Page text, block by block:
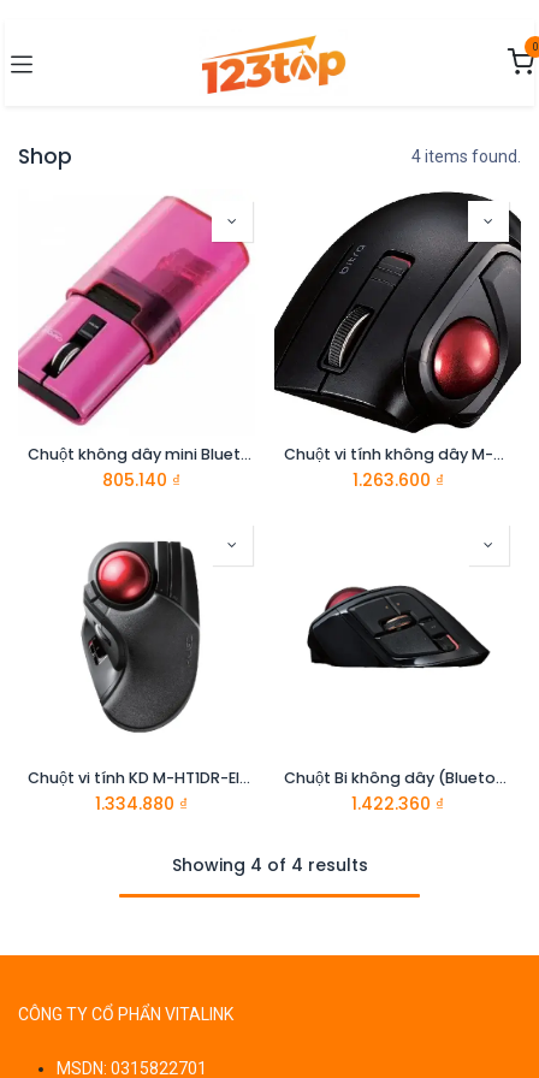
0
Shop 4 items found.
Chuột không dây mini Bluetooth ELECOM M-CC1BRPN-G
805.140 ₫
Chuột vi tính không dây M-MT1BRSBK hiệu ELECOM
1.263.600 ₫
Chuột vi tính KD M-HT1DR-Elecom
1.334.880 ₫
Chuột Bi không dây (Bluetooth/Wireless 2.4GHz) 1500dpi ELECOM M-DPT1MRBK
1.422.360 ₫
Showing 4 of 4 results
CÔNG TY CỔ PHẨN VITALINK
MSDN: 0315822701